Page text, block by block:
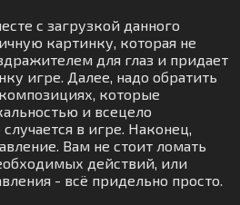
с загрузкой данного
картинку, которая не
для глаз и придает
игре. Далее, надо обратить
которые
и всецело
в игре. Наконец,
Вам не стоит ломать
действий, или
- всё придельно просто.